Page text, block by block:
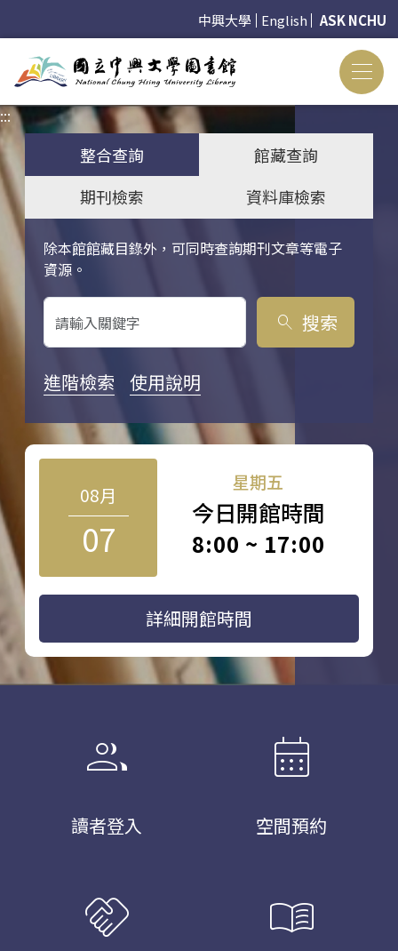
中興大學 English ASK NCHU
:::
整合查詢
館藏查詢
期刊檢索
資料庫檢索
除本館館藏目錄外，可同時查詢期刊文章等電子
資源。
關鍵字搜尋
search 搜索
進階檢索 使用說明
08月
07
星期五
今日開館時間
8:00 ~ 17:00
詳細開館時間
group
讀者登入
calendar_month
空間預約
handshake menu_book